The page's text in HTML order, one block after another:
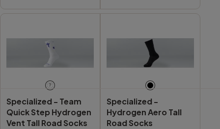
?
Specialized - Team
Quick Step Hydrogen
Vent Tall Road Socks
Specialized -
Hydrogen Aero Tall
Road Socks